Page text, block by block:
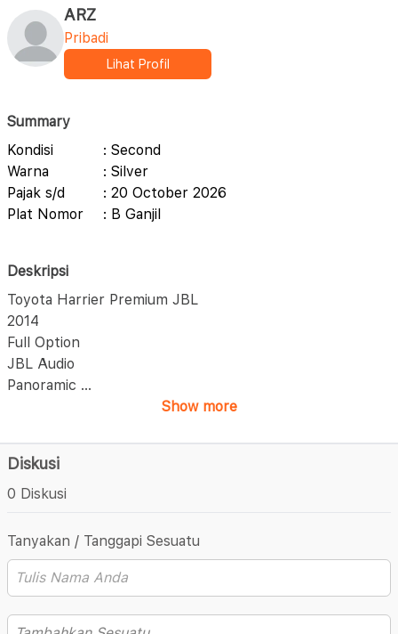
ARZ
Pribadi
Lihat Profil
Summary
Kondisi
: Second
Warna
: Silver
Pajak s/d
: 20 October 2026
Plat Nomor
: B Ganjil
Deskripsi
Toyota Harrier Premium JBL
2014
Full Option
JBL Audio
Panoramic ...
Show more
Diskusi
0 Diskusi
Tanyakan / Tanggapi Sesuatu